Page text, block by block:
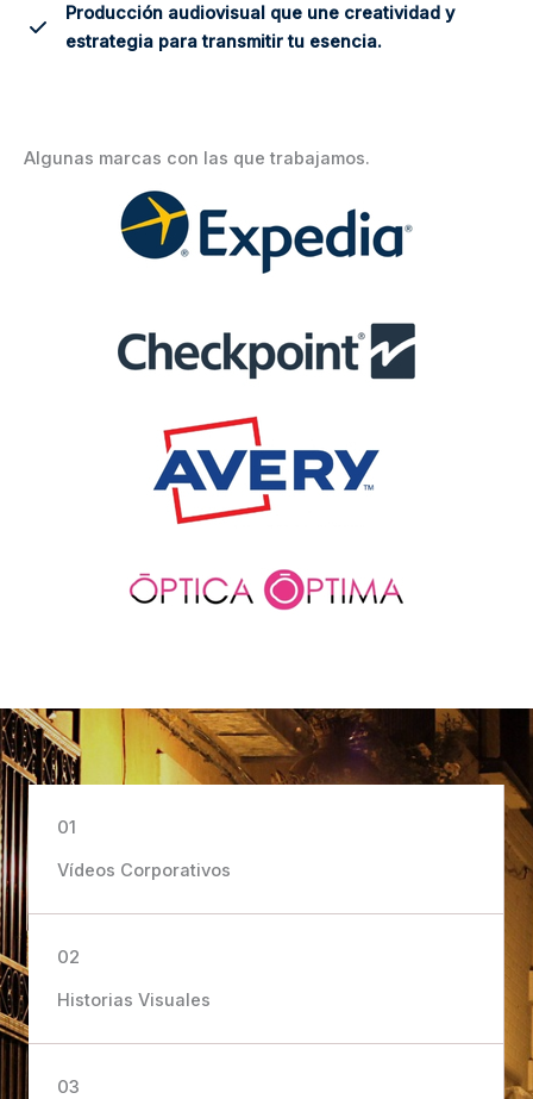
Producción audiovisual que une creatividad y
estrategia para transmitir tu esencia.
Algunas marcas con las que trabajamos.
01
Vídeos Corporativos
02
Historias Visuales
03